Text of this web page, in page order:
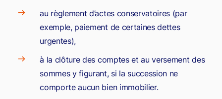
au règlement d’actes conservatoires (par
exemple, paiement de certaines dettes
urgentes),
à la clôture des comptes et au versement des
sommes y figurant, si la succession ne
comporte aucun bien immobilier.